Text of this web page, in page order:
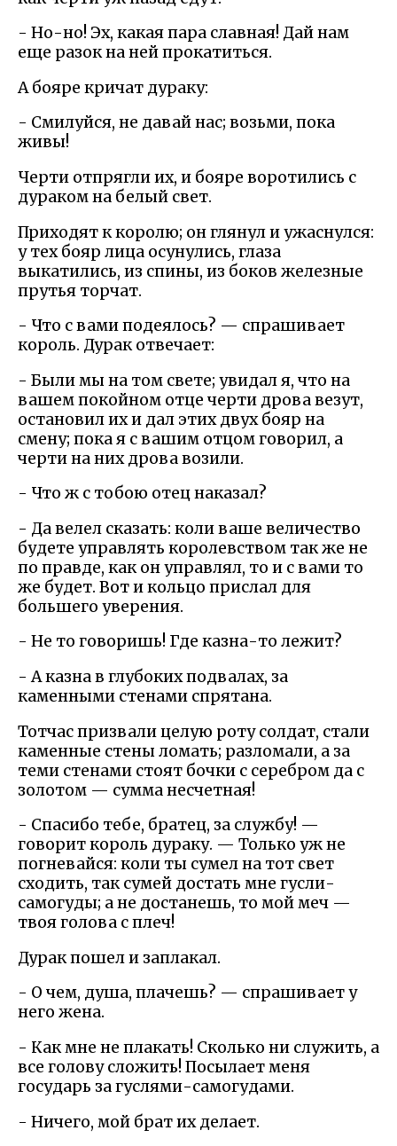
- Но-но! Эх, какая пара славная! Дай нам
еще разок на ней прокатиться.
А бояре кричат дураку:
- Смилуйся, не давай нас; возьми, пока
живы!
Черти отпрягли их, и бояре воротились с
дураком на белый свет.
Приходят к королю; он глянул и ужаснулся:
у тех бояр лица осунулись, глаза
выкатились, из спины, из боков железные
прутья торчат.
- Что с вами подеялось? — спрашивает
король. Дурак отвечает:
- Были мы на том свете; увидал я, что на
вашем покойном отце черти дрова везут,
остановил их и дал этих двух бояр на
смену; пока я с вашим отцом говорил, а
черти на них дрова возили.
- Что ж с тобою отец наказал?
- Да велел сказать: коли ваше величество
будете управлять королевством так же не
по правде, как он управлял, то и с вами то
же будет. Вот и кольцо прислал для
большего уверения.
- Не то говоришь! Где казна-то лежит?
- А казна в глубоких подвалах, за
каменными стенами спрятана.
Тотчас призвали целую роту солдат, стали
каменные стены ломать; разломали, а за
теми стенами стоят бочки с серебром да с
золотом — сумма несчетная!
- Спасибо тебе, братец, за службу! —
говорит король дураку. — Только уж не
погневайся: коли ты сумел на тот свет
сходить, так сумей достать мне гусли-
самогуды; а не достанешь, то мой меч —
твоя голова с плеч!
Дурак пошел и заплакал.
- О чем, душа, плачешь? — спрашивает у
него жена.
- Как мне не плакать! Сколько ни служить, а
все голову сложить! Посылает меня
государь за гуслями-самогудами.
- Ничего, мой брат их делает.